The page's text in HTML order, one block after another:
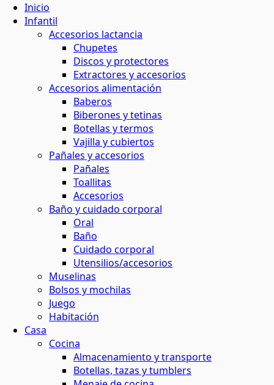
Inicio
Infantil
Accesorios lactancia
Chupetes
Discos y protectores
Extractores y accesorios
Accesorios alimentación
Baberos
Biberones y tetinas
Botellas y termos
Vajilla y cubiertos
Pañales y accesorios
Pañales
Toallitas
Accesorios
Baño y cuidado corporal
Oral
Baño
Cuidado corporal
Utensilios/accesorios
Muselinas
Bolsos y mochilas
Juego
Habitación
Casa
Cocina
Almacenamiento y transporte
Botellas, tazas y tumblers